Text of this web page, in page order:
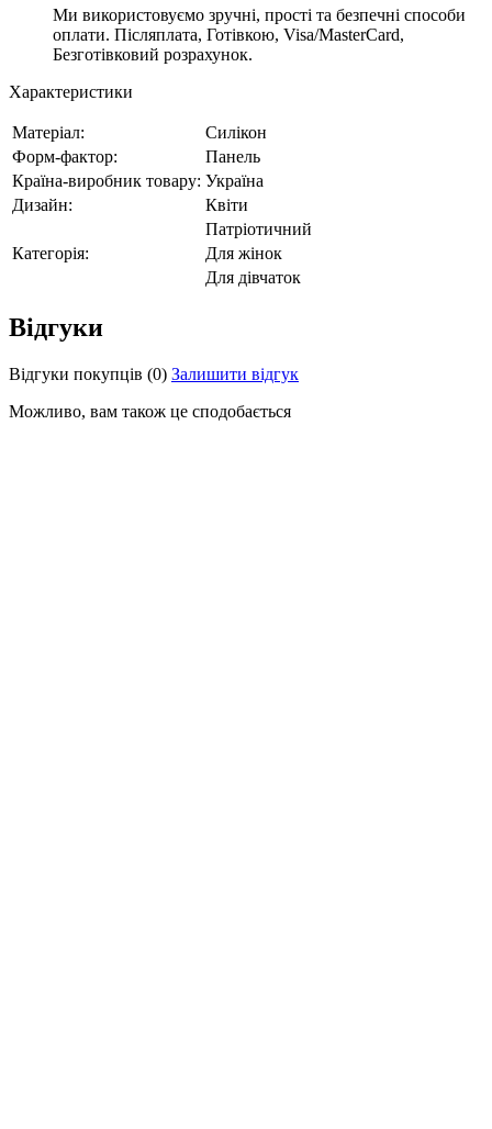
Ми використовуємо зручні, прості та безпечні способи
оплати. Післяплата, Готівкою, Visa/MasterCard,
Безготівковий розрахунок.
Характеристики
Матеріал:
Силікон
Форм-фактор:
Панель
Країна-виробник товару: Україна
Дизайн:
Квіти
Патріотичний
Категорія:
Для жінок
Для дівчаток
Відгуки
Відгуки покупців (0) Залишити відгук
Можливо, вам також це сподобається